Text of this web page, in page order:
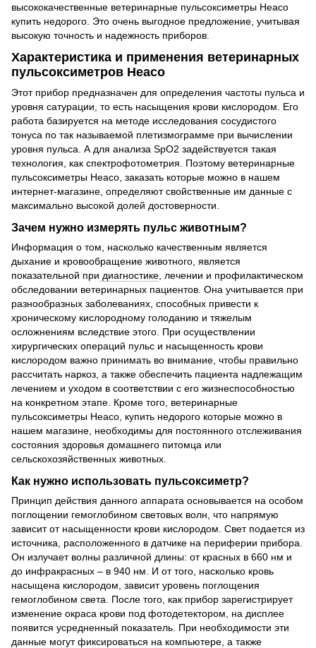
высококачественные ветеринарные пульсоксиметры Heaco
купить недорого. Это очень выгодное предложение, учитывая
высокую точность и надежность приборов.
Характеристика и применения ветеринарных
пульсоксиметров Heaco
Этот прибор предназначен для определения частоты пульса и
уровня сатурации, то есть насыщения крови кислородом. Его
работа базируется на методе исследования сосудистого
тонуса по так называемой плетизмограмме при вычислении
уровня пульса. А для анализа SpO2 задействуется такая
технология, как спектрофотометрия. Поэтому ветеринарные
пульсоксиметры Heaco, заказать которые можно в нашем
интернет-магазине, определяют свойственные им данные с
максимально высокой долей достоверности.
Зачем нужно измерять пульс животным?
Информация о том, насколько качественным является
дыхание и кровообращение животного, является
показательной при диагностике , лечении и профилактическом
обследовании ветеринарных пациентов. Она учитывается при
разнообразных заболеваниях, способных привести к
хроническому кислородному голоданию и тяжелым
осложнениям вследствие этого. При осуществлении
хирургических операций пульс и насыщенность крови
кислородом важно принимать во внимание, чтобы правильно
рассчитать наркоз, а также обеспечить пациента надлежащим
лечением и уходом в соответствии с его жизнеспособностью
на конкретном этапе. Кроме того, ветеринарные
пульсоксиметры Heaco, купить недорого которые можно в
нашем магазине, необходимы для постоянного отслеживания
состояния здоровья домашнего питомца или
сельскохозяйственных животных.
Как нужно использовать пульсоксиметр?
Принцип действия данного аппарата основывается на особом
поглощении гемоглобином световых волн, что напрямую
зависит от насыщенности крови кислородом. Свет подается из
источника, расположенного в датчике на периферии прибора.
Он излучает волны различной длины: от красных в 660 нм и
до инфракрасных – в 940 нм. И от того, насколько кровь
насыщена кислородом, зависит уровень поглощения
гемоглобином света. После того, как прибор зарегистрирует
изменение окраса крови под фотодетектором, на дисплее
появится усредненный показатель. При необходимости эти
данные могут фиксироваться на компьютере, а также